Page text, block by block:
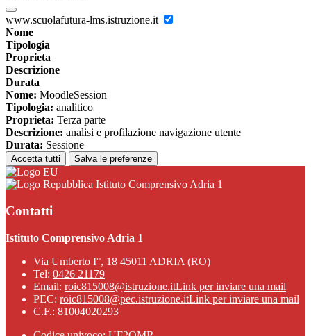
www.scuolafutura-lms.istruzione.it
Nome
Tipologia
Proprieta
Descrizione
Durata
Nome: MoodleSession
Tipologia: analitico
Proprieta: Terza parte
Descrizione: analisi e profilazione navigazione utente
Durata: Sessione
Accetta tutti Salva le preferenze
Istituto Comprensivo Adria 1
Contatti
Istituto Comprensivo Adria 1
Via Umberto I°, 18 45011 ADRIA (RO)
Tel: 0426 21179
Email: roic815008@istruzione.itLink per inviare una mail
PEC: roic815008@pec.istruzione.itLink per inviare una mail
C.F.: 81004020293